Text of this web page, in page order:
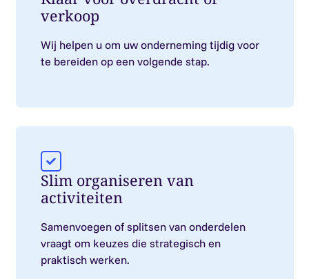
verkoop
Wij helpen u om uw onderneming tijdig voor
te bereiden op een volgende stap.
Slim organiseren van
activiteiten
Samenvoegen of splitsen van onderdelen
vraagt om keuzes die strategisch en
praktisch werken.